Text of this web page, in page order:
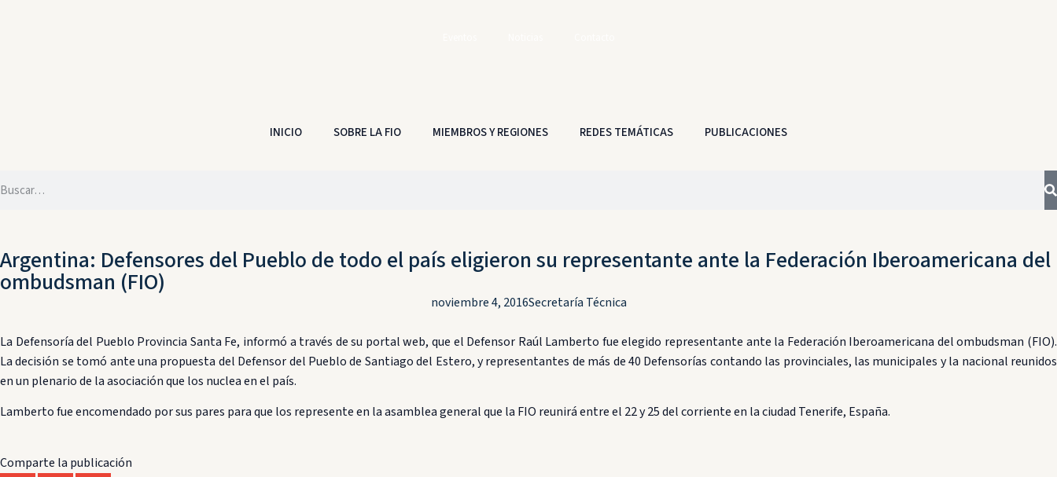
INICIO SOBRE LA FIO MIEMBROS Y REGIONES REDES TEMÁTICAS PUBLICACIONES
Argentina: Defensores del Pueblo de todo el país eligieron su representante ante la Federación Iberoamericana del
ombudsman (FIO)
noviembre 4, 2016Secretaría Técnica
La Defensoría del Pueblo Provincia Santa Fe, informó a través de su portal web, que el Defensor Raúl Lamberto fue elegido representante ante la Federación Iberoamericana del ombudsman (FIO).
La decisión se tomó ante una propuesta del Defensor del Pueblo de Santiago del Estero, y representantes de más de 40 Defensorías contando las provinciales, las municipales y la nacional reunidos
en un plenario de la asociación que los nuclea en el país.
Lamberto fue encomendado por sus pares para que los represente en la asamblea general que la FIO reunirá entre el 22 y 25 del corriente en la ciudad Tenerife, España.
Comparte la publicación